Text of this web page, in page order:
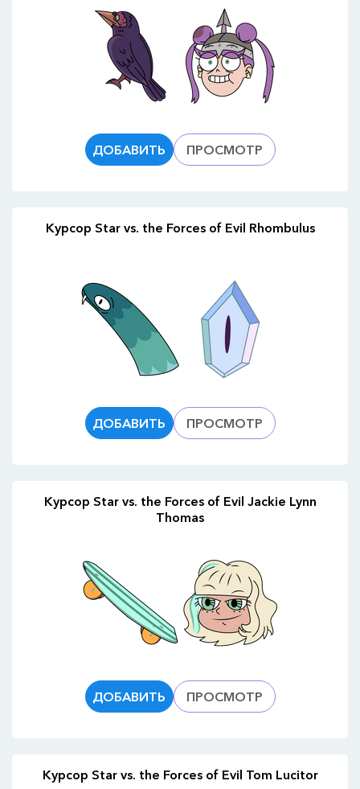
ДОБАВИТЬ ПРОСМОТР
Курсор Star vs. the Forces of Evil Rhombulus
ДОБАВИТЬ ПРОСМОТР
Курсор Star vs. the Forces of Evil Jackie Lynn
Thomas
ДОБАВИТЬ ПРОСМОТР
Курсор Star vs. the Forces of Evil Tom Lucitor